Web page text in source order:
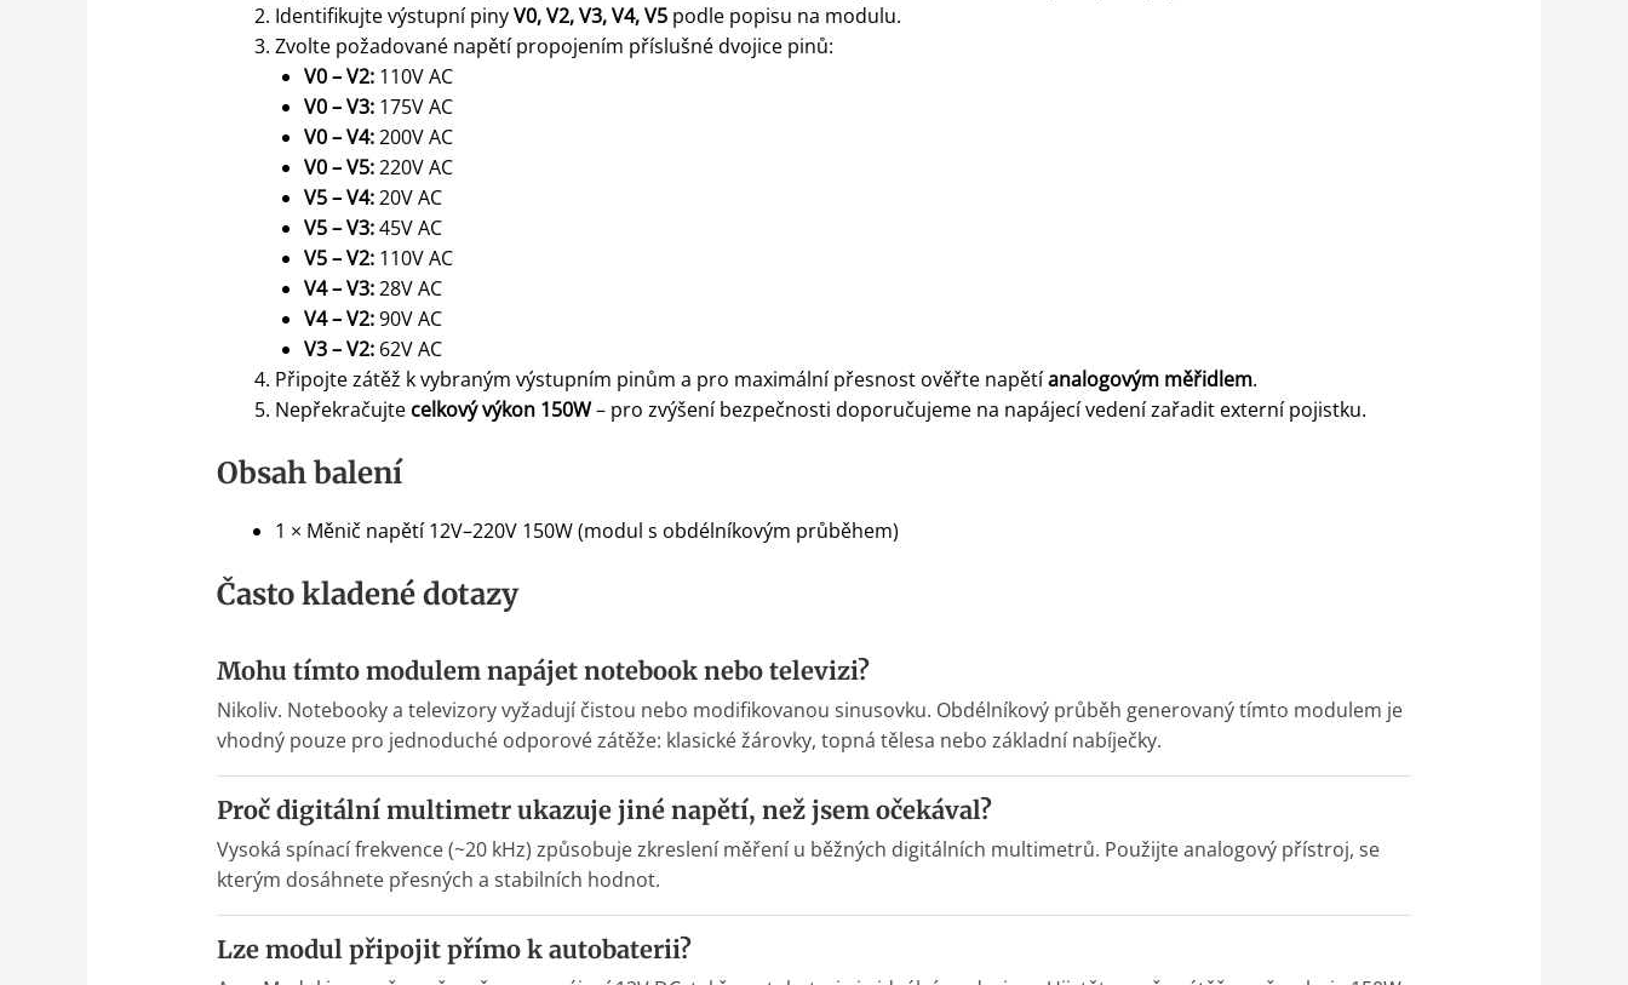
Identifikujte výstupní pinyV0, V2, V3, V4, V5podle popisu na modulu.
Zvolte požadované napětí propojením příslušné dvojice pinů:
V0 – V2:110V AC
V0 – V3:175V AC
V0 – V4:200V AC
V0 – V5:220V AC
V5 – V4:20V AC
V5 – V3:45V AC
V5 – V2:110V AC
V4 – V3:28V AC
V4 – V2:90V AC
V3 – V2:62V AC
Připojte zátěž k vybraným výstupním pinům a pro maximální přesnost ověřte napětíanalogovým měřidlem.
Nepřekračujte celkový výkon 150W– pro zvýšení bezpečnosti doporučujeme na napájecí vedení zařadit externí pojistku.
Obsah balení
1 × Měnič napětí 12V–220V 150W (modul s obdélníkovým průběhem)
Často kladené dotazy
Mohu tímto modulem napájet notebook nebo televizi?
Nikoliv. Notebooky a televizory vyžadují čistou nebo modifikovanou sinusovku. Obdélníkový průběh generovaný tímto modulem je
vhodný pouze pro jednoduché odporové zátěže: klasické žárovky, topná tělesa nebo základní nabíječky.
Proč digitální multimetr ukazuje jiné napětí, než jsem očekával?
Vysoká spínací frekvence (~20 kHz) způsobuje zkreslení měření u běžných digitálních multimetrů. Použijte analogový přístroj, se
kterým dosáhnete přesných a stabilních hodnot.
Lze modul připojit přímo k autobaterii?